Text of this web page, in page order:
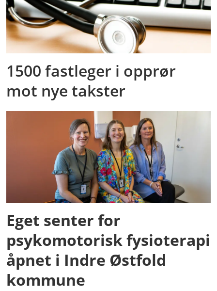
1500 fastleger i opprør
mot nye takster
Eget senter for
psykomotorisk fysioterapi
åpnet i Indre Østfold
kommune